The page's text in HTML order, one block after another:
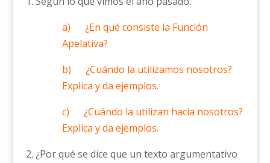
a) ¿En qué consiste la Función
Apelativa?
b) ¿Cuándo la utilizamos nosotros?
Explica y da ejemplos.
c) ¿Cuándo la utilizan hacia nosotros?
Explica y da ejemplos.
2. ¿Por qué se dice que un texto argumentativo